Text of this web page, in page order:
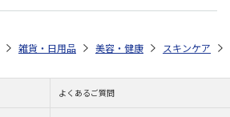
雑貨・日用品 美容・健康 スキンケア
よくあるご質問